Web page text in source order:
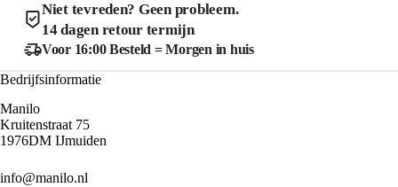
op
de
productpagina
Niet tevreden? Geen probleem.
14 dagen retour termijn
Voor 16:00 Besteld = Morgen in huis
Bedrijfsinformatie
Manilo
Kruitenstraat 75
1976DM IJmuiden
info@manilo.nl